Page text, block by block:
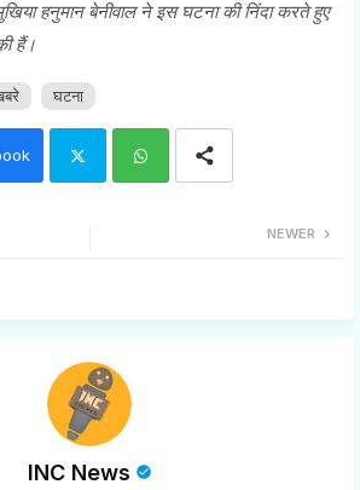
हनुमान बेनीवाल ने इस घटना की निंदा करते हुए
हैं।
घटना
NEWER
INC News